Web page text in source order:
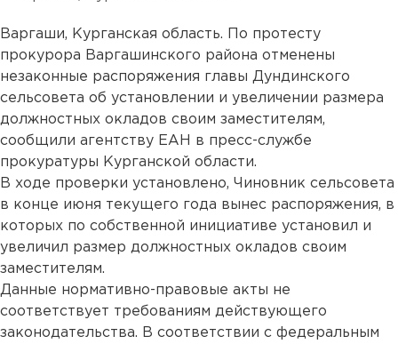
Варгаши, Курганская область. По протесту
прокурора Варгашинского района отменены
незаконные распоряжения главы Дундинского
сельсовета об установлении и увеличении размера
должностных окладов своим заместителям,
сообщили агентству ЕАН в пресс-службе
прокуратуры Курганской области.
В ходе проверки установлено, Чиновник сельсовета
в конце июня текущего года вынес распоряжения, в
которых по собственной инициативе установил и
увеличил размер должностных окладов своим
заместителям.
Данные нормативно-правовые акты не
соответствует требованиям действующего
законодательства. В соответствии с федеральным